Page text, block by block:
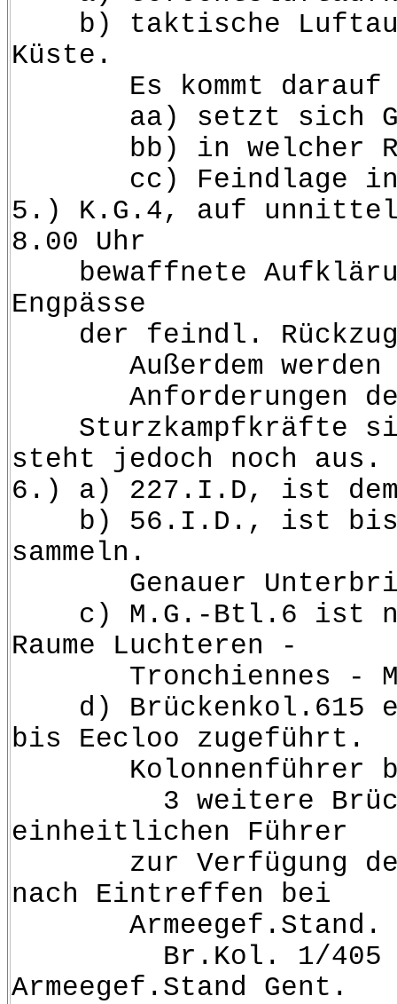
b) taktische
Küste.
Es kommt darauf
aa) setzt sich
bb) in welcher
cc) Feindlage in
5.) K.G.4, auf
8.00 Uhr
bewaffnete
Engpässe
der feindl. Rückzug
Außerdem werden
Anforderungen der
Sturzkampfkräfte
steht jedoch noch aus.
6.) a) 227.I.D, ist
b) 56.I.D., ist bis
sammeln.
Genauer
c) M.G.-Btl.6 ist
Raume Luchteren -
Tronchiennes -
d) Brückenkol.615
bis Eecloo zugeführt.
Kolonnenführer
3 weitere
einheitlichen Führer
zur Verfügung der
nach Eintreffen bei
Armeegef.Stand.
Br.Kol. 1/405
Armeegef.Stand Gent.